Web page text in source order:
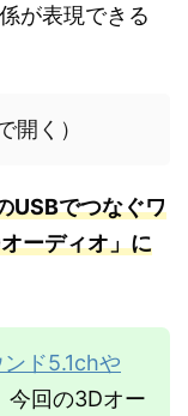
が表現できる
開く）
USBでつなぐワ
ーディオ」に
ド5.1chや
今回の3Dオー